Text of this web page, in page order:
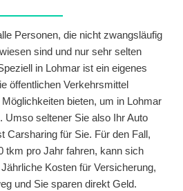
Personen, die nicht zwangsläufig
sind und nur sehr selten
in Lohmar ist ein eigenes
öffentlichen Verkehrsmittel
bieten, um in Lohmar
Umso seltener Sie also Ihr Auto
Carsharing für Sie. Für den Fall,
tkm pro Jahr fahren, kann sich
Kosten für Versicherung,
und Sie sparen direkt Geld.